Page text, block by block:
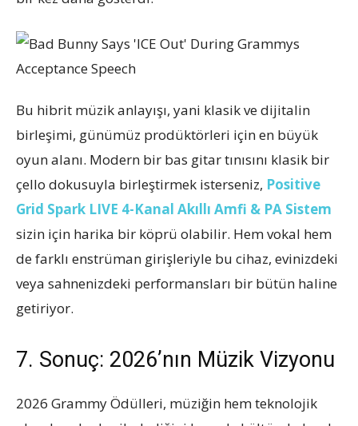
Bu hibrit müzik anlayışı, yani klasik ve dijitalin
birleşimi, günümüz prodüktörleri için en büyük
oyun alanı. Modern bir bas gitar tınısını klasik bir
çello dokusuyla birleştirmek isterseniz, Positive
Grid Spark LIVE 4-Kanal Akıllı Amfi & PA Sistem
sizin için harika bir köprü olabilir. Hem vokal hem
de farklı enstrüman girişleriyle bu cihaz, evinizdeki
veya sahnenizdeki performansları bir bütün haline
getiriyor.
7. Sonuç: 2026’nın Müzik Vizyonu
2026 Grammy Ödülleri, müziğin hem teknolojik